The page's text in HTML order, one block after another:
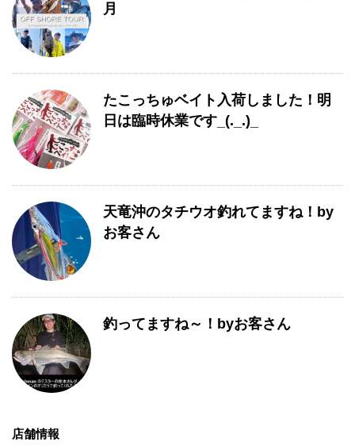
月
たこっちゅベイト入荷しました！明
日は臨時休業です_(._.)_
天竜沖のタチウオ釣れてますね！by
お客さん
釣ってますね～！byお客さん
店舗情報